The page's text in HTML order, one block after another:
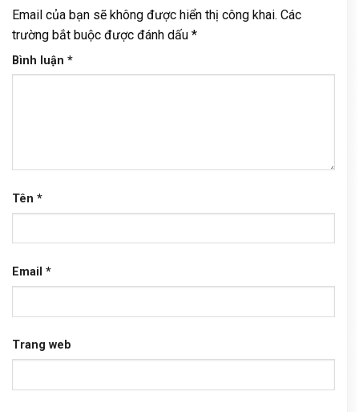
Email của bạn sẽ không được hiển thị công khai. Các
trường bắt buộc được đánh dấu *
Bình luận *
Tên *
Email *
Trang web